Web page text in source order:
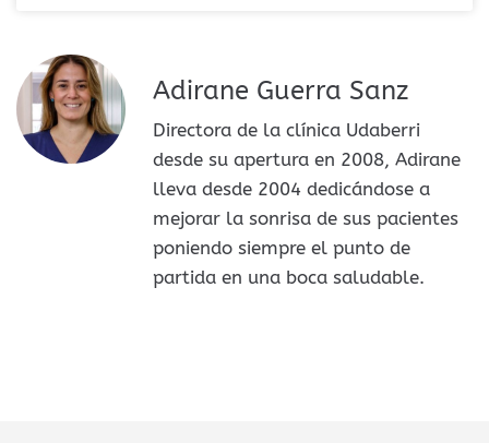
Adirane Guerra Sanz
Directora de la clínica Udaberri
desde su apertura en 2008, Adirane
lleva desde 2004 dedicándose a
mejorar la sonrisa de sus pacientes
poniendo siempre el punto de
partida en una boca saludable.